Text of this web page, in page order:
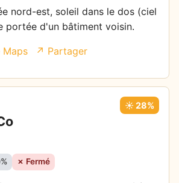
nord-est, soleil dans le dos (ciel
portée d'un bâtiment voisin.
Maps ↗ Partager
☀️ 28%
✗ Fermé